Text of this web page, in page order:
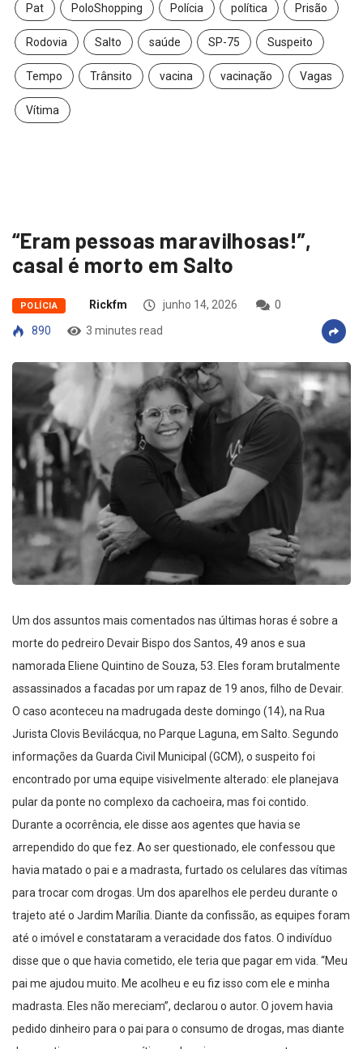
Pat PoloShopping Polícia política Prisão
Rodovia Salto saúde SP-75 Suspeito
Tempo Trânsito vacina vacinação Vagas
Vítima
“Eram pessoas maravilhosas!”,
casal é morto em Salto
POLÍCIA Rickfm junho 14, 2026
0
890
3 minutes read
Um dos assuntos mais comentados nas últimas horas é sobre a
morte do pedreiro Devair Bispo dos Santos, 49 anos e sua
namorada Eliene Quintino de Souza, 53. Eles foram brutalmente
assassinados a facadas por um rapaz de 19 anos, filho de Devair.
O caso aconteceu na madrugada deste domingo (14), na Rua
Jurista Clovis Bevilácqua, no Parque Laguna, em Salto. Segundo
informações da Guarda Civil Municipal (GCM), o suspeito foi
encontrado por uma equipe visivelmente alterado: ele planejava
pular da ponte no complexo da cachoeira, mas foi contido.
Durante a ocorrência, ele disse aos agentes que havia se
arrependido do que fez. Ao ser questionado, ele confessou que
havia matado o pai e a madrasta, furtado os celulares das vítimas
para trocar com drogas. Um dos aparelhos ele perdeu durante o
trajeto até o Jardim Marília. Diante da confissão, as equipes foram
até o imóvel e constataram a veracidade dos fatos. O indivíduo
disse que o que havia cometido, ele teria que pagar em vida. “Meu
pai me ajudou muito. Me acolheu e eu fiz isso com ele e minha
madrasta. Eles não mereciam”, declarou o autor. O jovem havia
pedido dinheiro para o pai para o consumo de drogas, mas diante